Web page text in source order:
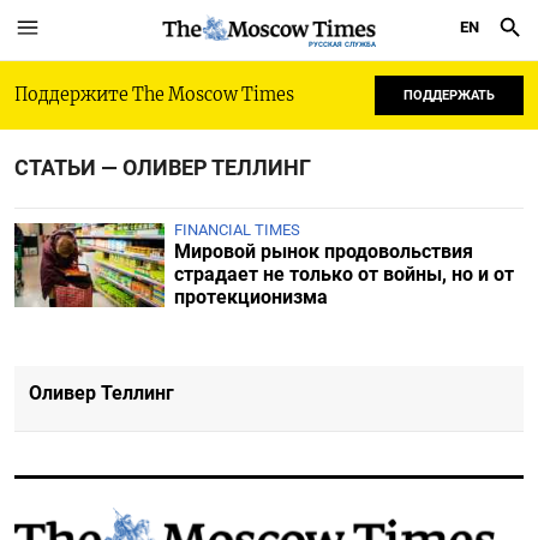
РУССКАЯ СЛУЖБА
EN
Поддержите The Moscow Times ПОДДЕРЖАТЬ
СТАТЬИ — ОЛИВЕР ТЕЛЛИНГ
FINANCIAL TIMES
Мировой рынок продовольствия
страдает не только от войны, но и от
протекционизма
Оливер Теллинг